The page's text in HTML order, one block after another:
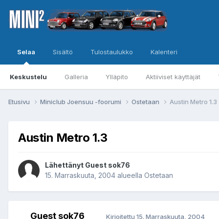
Selaa
Keskustelu Galleria Ylläpito Aktiiviset käyttäjät
Sisältö Tulostaulukko Kalenteri
Etusivu Miniclub Joensuu -foorumi Ostetaan Austin Metro 1.3
Austin Metro 1.3
Lähettänyt Guest sok76
15. Marraskuuta, 2004 alueella Ostetaan
Guest sok76 Kirjoitettu 15. Marraskuuta, 2004